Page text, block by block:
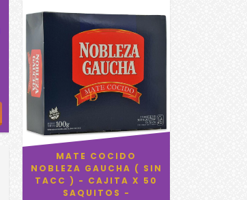
MATE COCIDO
NOBLEZA GAUCHA ( SIN
TACC ) - CAJITA X 50
SAQUITOS -